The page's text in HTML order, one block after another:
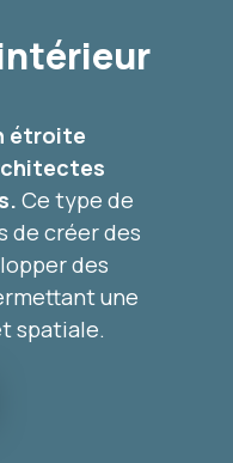
étroite
Ce type de
de créer des
des
une
spatiale.